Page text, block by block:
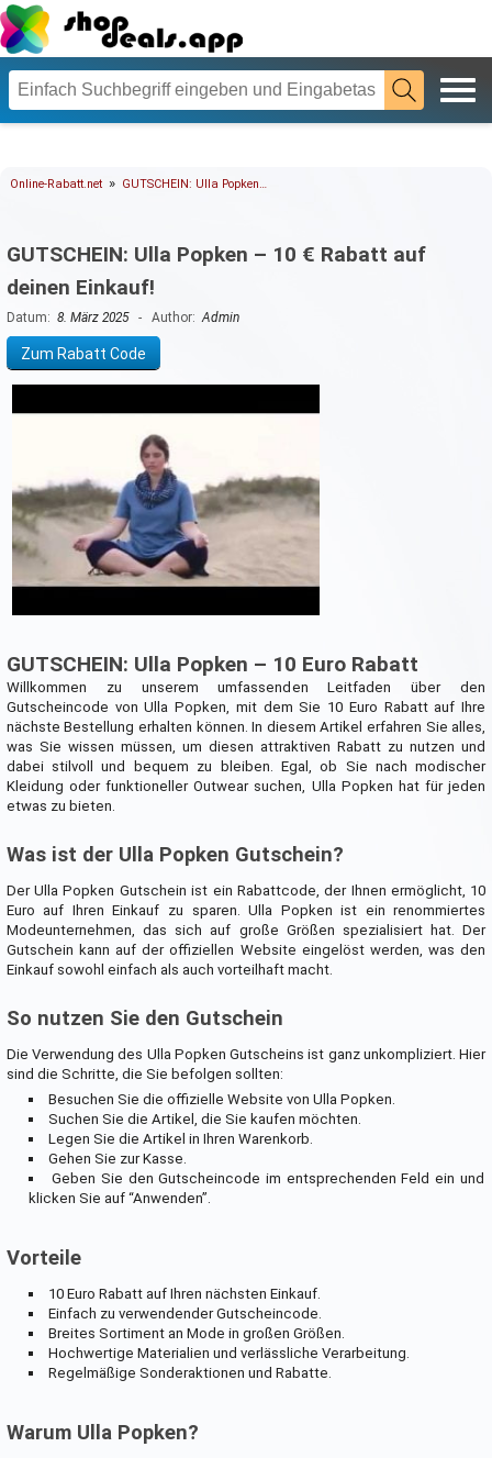
Online-Rabatt.net » GUTSCHEIN: Ulla Popken…
GUTSCHEIN: Ulla Popken – 10 € Rabatt auf
deinen Einkauf!
Datum: 8. März 2025- Author:Admin
Zum Rabatt Code
GUTSCHEIN: Ulla Popken – 10 Euro Rabatt
Willkommen zu unserem umfassenden Leitfaden über den
Gutscheincode von Ulla Popken, mit dem Sie 10 Euro Rabatt auf Ihre
nächste Bestellung erhalten können. In diesem Artikel erfahren Sie alles,
was Sie wissen müssen, um diesen attraktiven Rabatt zu nutzen und
dabei stilvoll und bequem zu bleiben. Egal, ob Sie nach modischer
Kleidung oder funktioneller Outwear suchen, Ulla Popken hat für jeden
etwas zu bieten.
Was ist der Ulla Popken Gutschein?
Der Ulla Popken Gutschein ist ein Rabattcode, der Ihnen ermöglicht, 10
Euro auf Ihren Einkauf zu sparen. Ulla Popken ist ein renommiertes
Modeunternehmen, das sich auf große Größen spezialisiert hat. Der
Gutschein kann auf der offiziellen Website eingelöst werden, was den
Einkauf sowohl einfach als auch vorteilhaft macht.
So nutzen Sie den Gutschein
Die Verwendung des Ulla Popken Gutscheins ist ganz unkompliziert. Hier
sind die Schritte, die Sie befolgen sollten:
Besuchen Sie die offizielle Website von Ulla Popken.
Suchen Sie die Artikel, die Sie kaufen möchten.
Legen Sie die Artikel in Ihren Warenkorb.
Gehen Sie zur Kasse.
Geben Sie den Gutscheincode im entsprechenden Feld ein und
klicken Sie auf “Anwenden”.
Vorteile
10 Euro Rabatt auf Ihren nächsten Einkauf.
Einfach zu verwendender Gutscheincode.
Breites Sortiment an Mode in großen Größen.
Hochwertige Materialien und verlässliche Verarbeitung.
Regelmäßige Sonderaktionen und Rabatte.
Warum Ulla Popken?